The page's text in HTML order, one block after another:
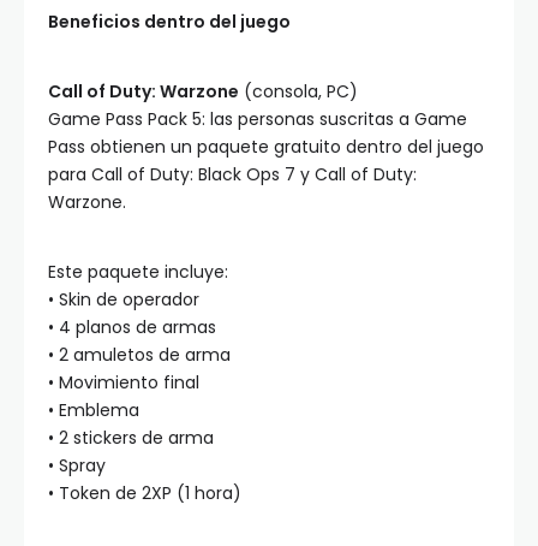
Beneficios dentro del juego
Call of Duty: Warzone (consola, PC)
Game Pass Pack 5: las personas suscritas a Game
Pass obtienen un paquete gratuito dentro del juego
para Call of Duty: Black Ops 7 y Call of Duty:
Warzone.
Este paquete incluye:
• Skin de operador
• 4 planos de armas
• 2 amuletos de arma
• Movimiento final
• Emblema
• 2 stickers de arma
• Spray
• Token de 2XP (1 hora)